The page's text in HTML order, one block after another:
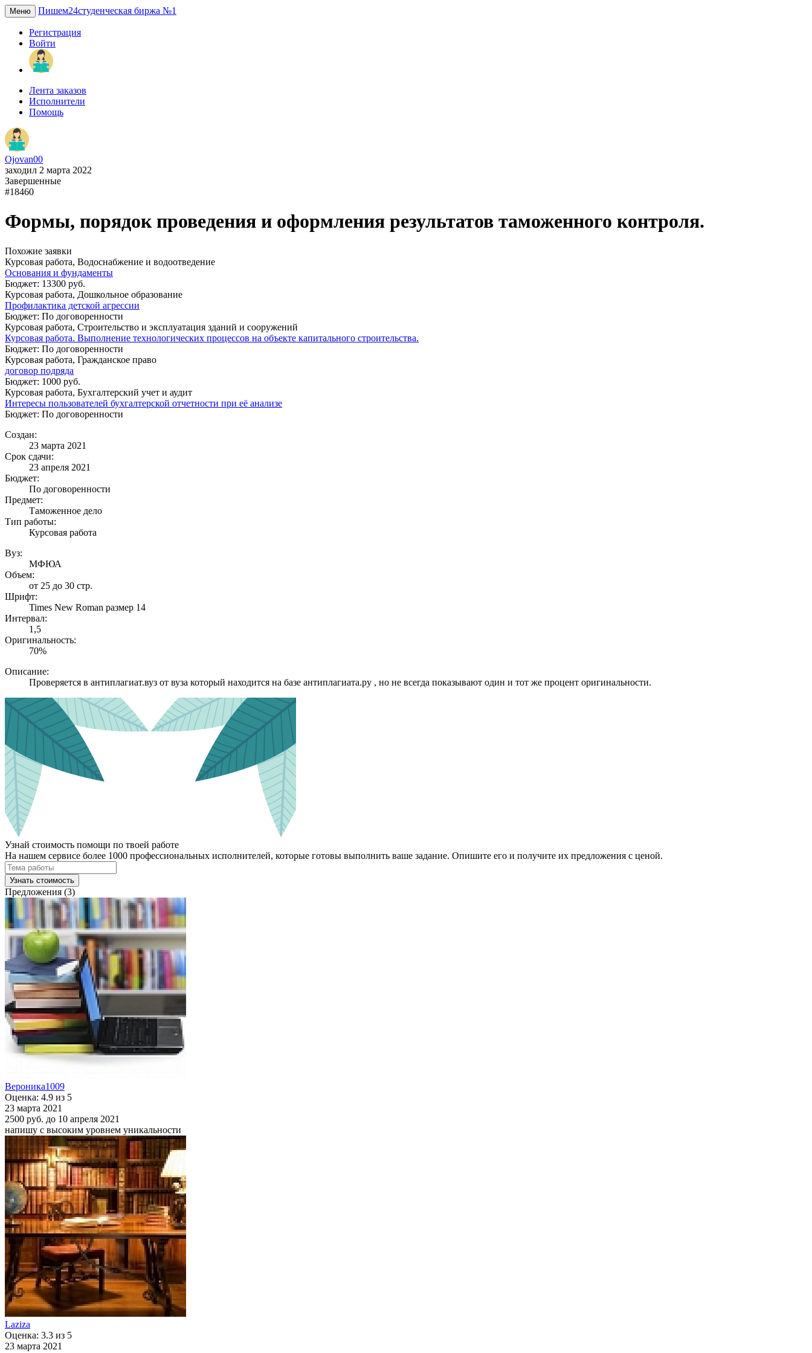
Меню Пишем24студенческая биржа №1
Регистрация
Войти
Лента заказов
Исполнители
Помощь
Ojovan00
заходил 2 марта 2022
Завершенные
#18460
Формы, порядок проведения и оформления результатов таможенного контроля.
Похожие заявки
Курсовая работа, Водоснабжение и водоотведение
Основания и фундаменты
Бюджет: 13300 руб.
Курсовая работа, Дошкольное образование
Профилактика детской агрессии
Бюджет: По договоренности
Курсовая работа, Строительство и эксплуатация зданий и сооружений
Курсовая работа. Выполнение технологических процессов на объекте капитального строительства.
Бюджет: По договоренности
Курсовая работа, Гражданское право
договор подряда
Бюджет: 1000 руб.
Курсовая работа, Бухгалтерский учет и аудит
Интересы пользователей бухгалтерской отчетности при её анализе
Бюджет: По договоренности
Создан:
23 марта 2021
Срок сдачи:
23 апреля 2021
Бюджет:
По договоренности
Предмет:
Таможенное дело
Тип работы:
Курсовая работа
Вуз:
МФЮА
Объем:
от 25 до 30 стр.
Шрифт:
Times New Roman размер 14
Интервал:
1,5
Оригинальность:
70%
Описание:
Проверяется в антиплагиат.вуз от вуза который находится на базе антиплагиата.ру , но не всегда показывают один и тот же процент оригинальности.
Узнай стоимость помощи по твоей работе
На нашем сервисе более 1000 профессиональных исполнителей, которые готовы выполнить ваше задание. Опишите его и получите их предложения с ценой.
Узнать стоимость
Предложения (3)
Вероника1009
Оценка: 4.9 из 5
23 марта 2021
2500 руб. до 10 апреля 2021
напишу с высоким уровнем уникальности
Laziza
Оценка: 3.3 из 5
23 марта 2021